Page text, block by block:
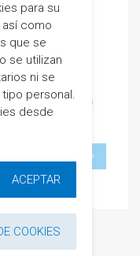
un
Santa en
al año pasado
para su
como
que se
se utilizan
ni se
personal.
desde
ACEPTAR
COOKIES